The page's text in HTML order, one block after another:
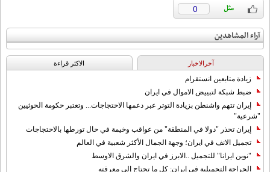
0
آراء المشاهدين
آخرالاخبار الاکثر قراءة
زيادة متابعين انستقرام
ضبط شبكة لتبييض الاموال في ايران
إيران تتهم واشنطن بزيادة التوتر عبر دعمها الاحتجاجات... وتعتبر حكومة الحوثيين
"شرعية"
إيران تحذر "دولا في المنطقة" من عواقب وخيمة في حال تورطها بالاحتجاجات
تجميل الانف في ايران؛ وجهة الجمال الأكثر شعبية في العالم
"نوين ايرانا" للتجميل ..الابرز في ايران والشرق الاوسط
الجراحة التجميلية في إيران: كل ما تحتاج إلى معرفته